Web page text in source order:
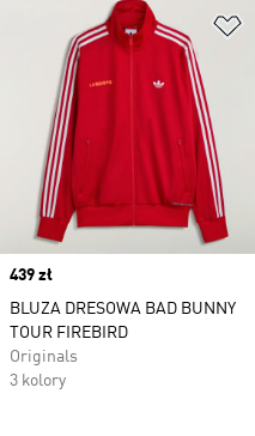
Price
439 zł
BLUZA DRESOWA BAD BUNNY
TOUR FIREBIRD
Originals
3 kolory